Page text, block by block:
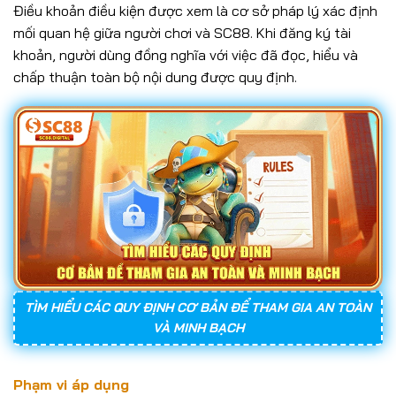
Điều khoản điều kiện được xem là cơ sở pháp lý xác định
mối quan hệ giữa người chơi và SC88. Khi đăng ký tài
khoản, người dùng đồng nghĩa với việc đã đọc, hiểu và
chấp thuận toàn bộ nội dung được quy định.
TÌM HIỂU CÁC QUY ĐỊNH CƠ BẢN ĐỂ THAM GIA AN TOÀN
VÀ MINH BẠCH
Phạm vi áp dụng